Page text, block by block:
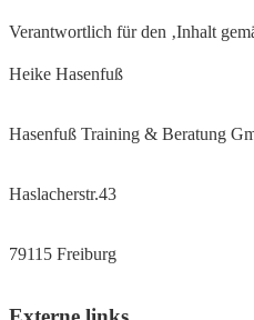
Verantwortlich für den ‚Inhalt
Heike Hasenfuß
Hasenfuß Training & Beratung
Haslacherstr.43
79115 Freiburg